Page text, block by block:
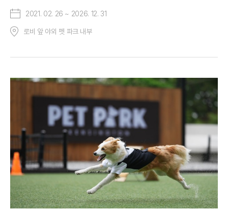
2021. 02. 26 ~ 2026. 12. 31
로비 앞 야외 펫 파크 내부